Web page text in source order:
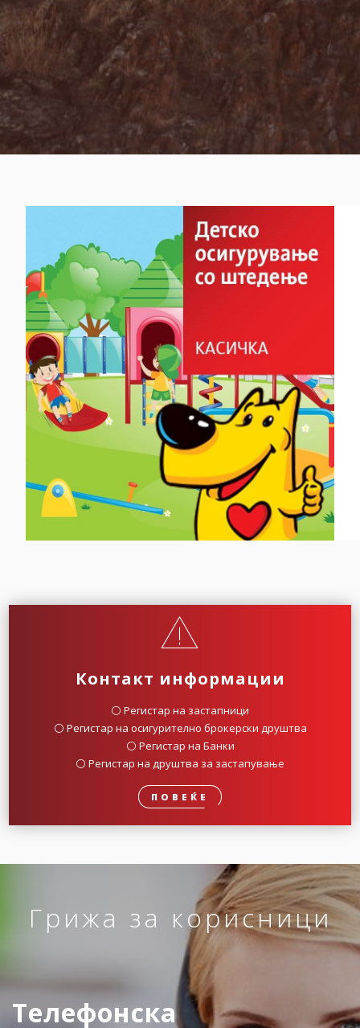
Контакт информации
⚪️ Регистар на застапници
⚪️ Регистар на осигурително брокерски друштва
⚪️ Регистар на Банки
⚪️ Регистар на друштва за застапување
ПОВЕЌЕ
Грижа за корисници
Телефонска